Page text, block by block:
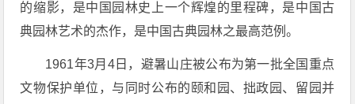
的缩影，是中国园林史上一个辉煌的里程碑，是中国古
典园林艺术的杰作，是中国古典园林之最高范例。
1961年3月4日，避暑山庄被公布为第一批全国重点
文物保护单位，与同时公布的颐和园、拙政园、留园并